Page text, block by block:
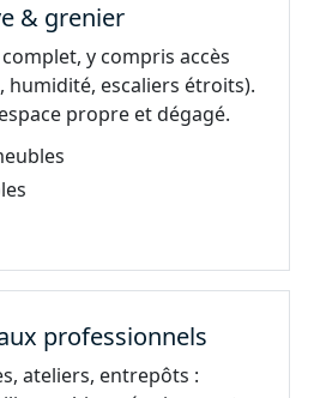
& grenier
y compris accès
humidité, escaliers étroits).
propre et dégagé.
professionnels
ateliers, entrepôts :